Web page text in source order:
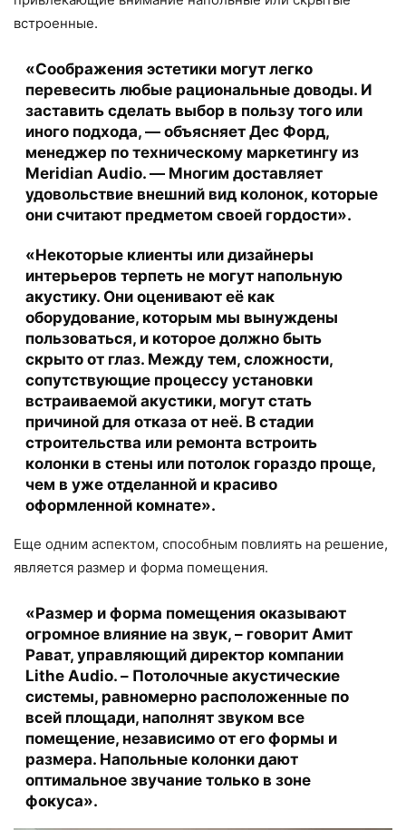
встроенные.
«Соображения эстетики могут легко
перевесить любые рациональные доводы. И
заставить сделать выбор в пользу того или
иного подхода, — объясняет Дес Форд,
менеджер по техническому маркетингу из
Meridian Audio. — Многим доставляет
удовольствие внешний вид колонок, которые
они считают предметом своей гордости».
«Некоторые клиенты или дизайнеры
интерьеров терпеть не могут напольную
акустику. Они оценивают её как
оборудование, которым мы вынуждены
пользоваться, и которое должно быть
скрыто от глаз. Между тем, сложности,
сопутствующие процессу установки
встраиваемой акустики, могут стать
причиной для отказа от неё. В стадии
строительства или ремонта встроить
колонки в стены или потолок гораздо проще,
чем в уже отделанной и красиво
оформленной комнате».
Еще одним аспектом, способным повлиять на решение,
является размер и форма помещения.
«Размер и форма помещения оказывают
огромное влияние на звук, – говорит Амит
Рават, управляющий директор компании
Lithe Audio. – Потолочные акустические
системы, равномерно расположенные по
всей площади, наполнят звуком все
помещение, независимо от его формы и
размера. Напольные колонки дают
оптимальное звучание только в зоне
фокуса».